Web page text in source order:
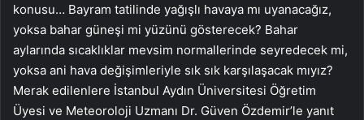
konusu… Bayram tatilinde yağışlı havaya mı uyanacağız,
yoksa bahar güneşi mi yüzünü gösterecek? Bahar
aylarında sıcaklıklar mevsim normallerinde seyredecek mi,
yoksa ani hava değişimleriyle sık sık karşılaşacak mıyız?
Merak edilenlere İstanbul Aydın Üniversitesi Öğretim
Üyesi ve Meteoroloji Uzmanı Dr. Güven Özdemir’le yanıt